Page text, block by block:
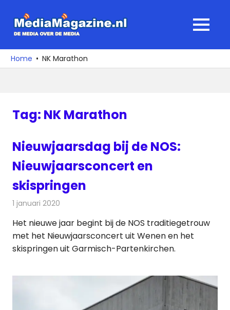
naar
media
over
MENU
Home NK Marathon
Tag: NK Marathon
Nieuwjaarsdag bij de NOS:
Nieuwjaarsconcert en
skispringen
1 januari 2020
Het nieuwe jaar begint bij de NOS traditiegetrouw
met het Nieuwjaarsconcert uit Wenen en het
skispringen uit Garmisch-Partenkirchen.